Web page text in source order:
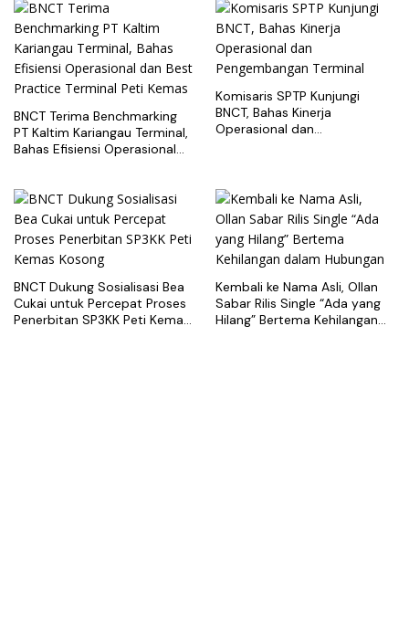
BNCT Terima Benchmarking
PT Kaltim Kariangau Terminal,
Bahas Efisiensi Operasional
Komisaris SPTP Kunjungi
BNCT, Bahas Kinerja
Operasional dan
BNCT Dukung Sosialisasi Bea
Cukai untuk Percepat Proses
Penerbitan SP3KK Peti Kemas
Kembali ke Nama Asli, Ollan
Sabar Rilis Single “Ada yang
Hilang” Bertema Kehilangan